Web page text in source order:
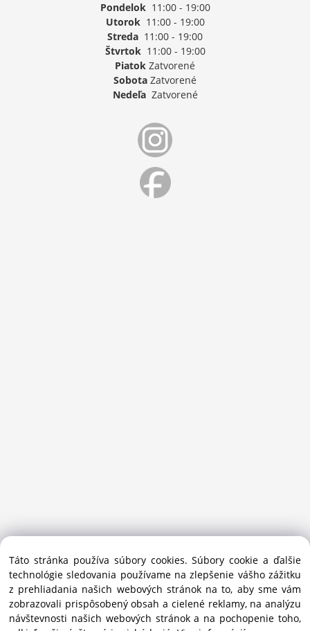
Pondelok11:00 - 19:00
Utorok11:00 - 19:00
Streda 11:00 - 19:00
Štvrtok11:00 - 19:00
Piatok Zatvorené
Sobota Zatvorené
NedeľaZatvorené
bežecké lyžovanie.
Ako prémiový partner Salomon pomáhame športovcom
vybrať správnu výbavu do mesta i hôr.
Copyright © 2019 - 2025 Sansport / info@sansport.sk / All
Táto stránka používa súbory cookies. Súbory cookie a ďalšie
technológie sledovania používame na zlepšenie vášho zážitku
z prehliadania našich webových stránok na to, aby sme vám
zobrazovali prispôsobený obsah a cielené reklamy, na analýzu
návštevnosti našich webových stránok a na pochopenie toho,